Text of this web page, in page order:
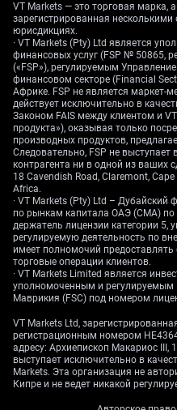
VT Markets — это торговая марка,
зарегистрированная
юрисдикциях.
· VT Markets (Pty) Ltd является
финансовых услуг (FSP № 50865,
(«FSP»), регулируемым
финансовом секторе (Financial
Африке. FSP не является маркет-
действует исключительно в
Законом FAIS между клиентом и
продукта»), оказывая только
производных продуктов,
Следовательно, FSP не выступает
контрагента ни в одной из ваших
18 Cavendish Road, Claremont,
Africa.
· VT Markets (Pty) Ltd –
по рынкам капитала ОАЭ (CMA)
держатель лицензии категории
регулируемую деятельность по
имеет полномочий предоставлять
торговые операции клиентов.
· VT Markets Limited является
уполномоченным и
Маврикия (FSC) под номером
VT Markets Ltd,
регистрационным номером
адресу: Архиепископ Макариос III,
выступает исключительно в
Markets. Эта организация не
Кипре и не ведет никакой